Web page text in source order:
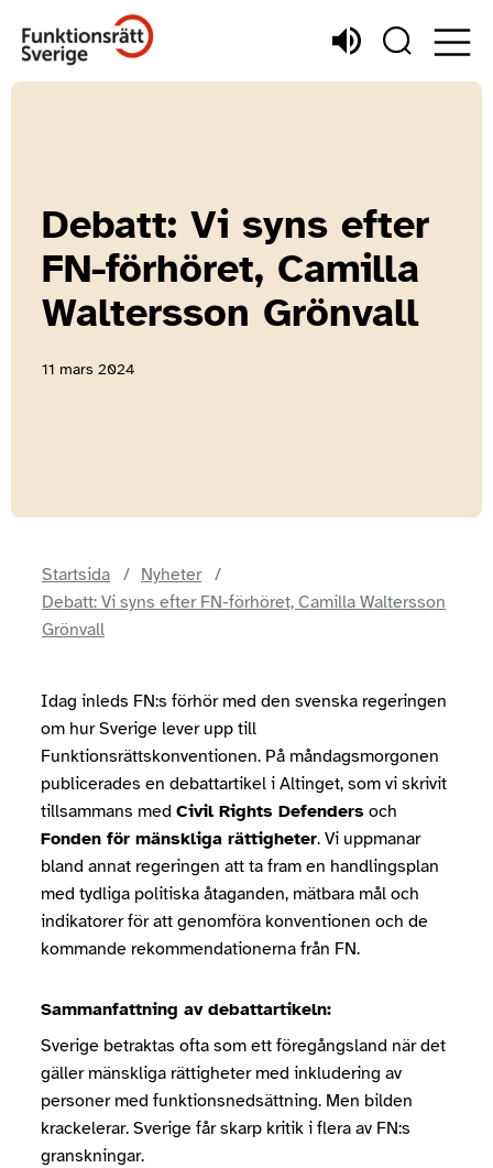
Debatt: Vi syns efter
FN-förhöret, Camilla
Waltersson Grönvall
11 mars 2024
Startsida
Nyheter
Debatt: Vi syns efter FN-förhöret, Camilla Waltersson
Grönvall
Idag inleds FN:s förhör med den svenska regeringen
om hur Sverige lever upp till
Funktionsrättskonventionen. På måndagsmorgonen
publicerades en debattartikel i Altinget, som vi skrivit
tillsammans med Civil Rights Defenders och
Fonden för mänskliga rättigheter. Vi uppmanar
bland annat regeringen att ta fram en handlingsplan
med tydliga politiska åtaganden, mätbara mål och
indikatorer för att genomföra konventionen och de
kommande rekommendationerna från FN.
Sammanfattning av debattartikeln:
Sverige betraktas ofta som ett föregångsland när det
gäller mänskliga rättigheter med inkludering av
personer med funktionsnedsättning. Men bilden
krackelerar. Sverige får skarp kritik i flera av FN:s
granskningar.